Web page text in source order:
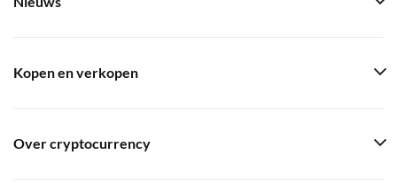
Kopen en verkopen
Over cryptocurrency